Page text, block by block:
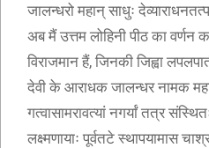
जालन्धरो महान् साधुः
अब मैं उत्तम लोहिनी पीठ का वर्णन
विराजमान हैं, जिनकी जिह्वा
देवी के आराधक जालन्धर नामक
गत्वासामरावत्यां नगर्यां तत्र
लक्ष्मणायाः पूर्वतटे स्थापयामास